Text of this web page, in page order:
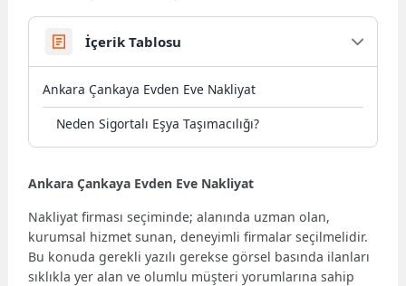
İçerik Tablosu
Ankara Çankaya Evden Eve Nakliyat
Neden Sigortalı Eşya Taşımacılığı?
Ankara Çankaya Evden Eve Nakliyat
Nakliyat firması seçiminde; alanında uzman olan,
kurumsal hizmet sunan, deneyimli firmalar seçilmelidir.
Bu konuda gerekli yazılı gerekse görsel basında ilanları
sıklıkla yer alan ve olumlu müşteri yorumlarına sahip